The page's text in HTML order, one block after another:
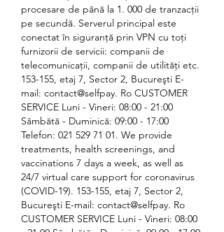
procesare de până la 1. 000 de tranzacții
pe secundă. Serverul principal este
conectat în siguranță prin VPN cu toţi
furnizorii de servicii: companii de
telecomunicații, companii de utilități etc.
153-155, etaj 7, Sector 2, Bucureşti E-
mail: contact@selfpay. Ro CUSTOMER
SERVICE Luni - Vineri: 08:00 - 21:00
Sâmbătă - Duminică: 09:00 - 17:00
Telefon: 021 529 71 01. We provide
treatments, health screenings, and
vaccinations 7 days a week, as well as
24/7 virtual care support for coronavirus
(COVID-19). 153-155, etaj 7, Sector 2,
Bucureşti E-mail: contact@selfpay. Ro
CUSTOMER SERVICE Luni - Vineri: 08:00